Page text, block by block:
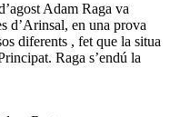
Adam Raga va
d’Arinsal, en una prova
diferents , fet que la situa
Raga s’endú la